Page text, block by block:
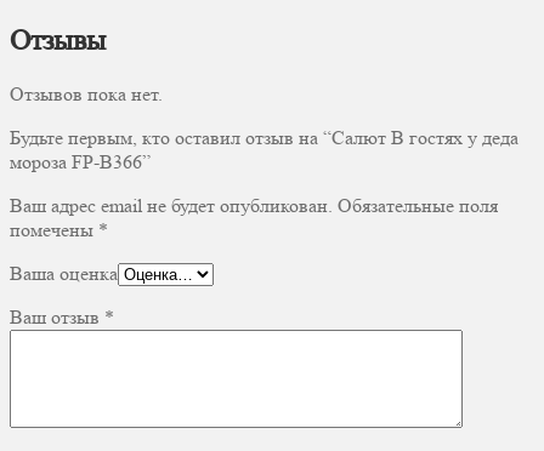
Отзывы
Отзывов пока нет.
Будьте первым, кто оставил отзыв на “Салют В гостях у деда
мороза FP-B366”
Ваш адрес email не будет опубликован. Обязательные поля
помечены *
Ваша оценка
Ваш отзыв *